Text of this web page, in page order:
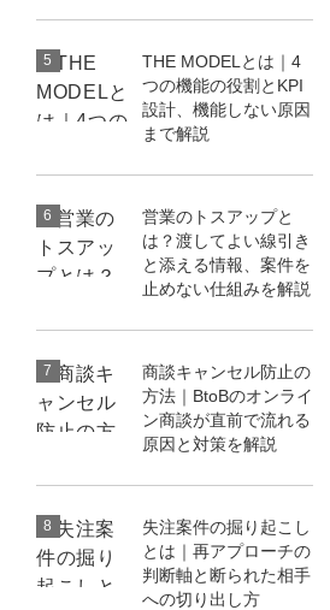
5
THE MODELとは｜4
つの機能の役割とKPI
設計、機能しない原因
まで解説
6
営業のトスアップと
は？渡してよい線引き
と添える情報、案件を
止めない仕組みを解説
7
商談キャンセル防止の
方法｜BtoBのオンライ
ン商談が直前で流れる
原因と対策を解説
8
失注案件の掘り起こし
とは｜再アプローチの
判断軸と断られた相手
への切り出し方